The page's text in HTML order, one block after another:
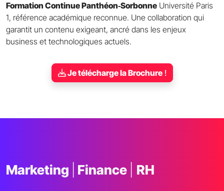
Formation Continue Panthéon‑Sorbonne Université Paris
1, référence académique reconnue. Une collaboration qui
garantit un contenu exigeant, ancré dans les enjeux
business et technologiques actuels.
Je télécharge la Brochure!
Marketing Finance RH